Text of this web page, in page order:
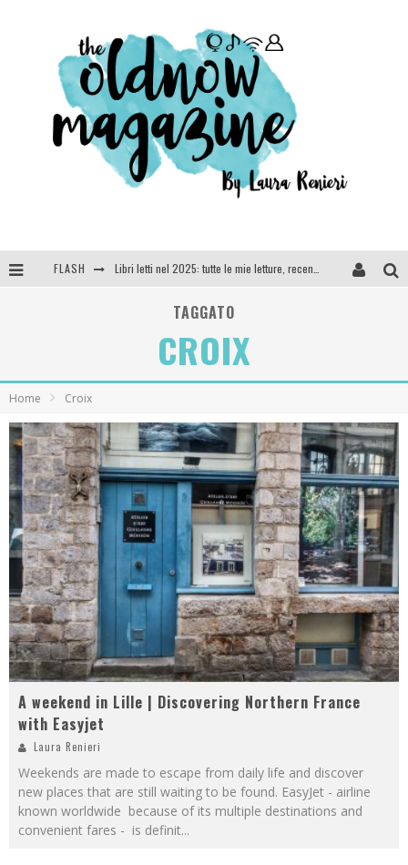
FLASH
SEE YOU AT 5 | Chanel
Anya Taylor-Joy, Jisoo e Willow Smith protagoniste della nuova campagna Dior Addict
TAGGATO
CROIX
Home Croix
A weekend in Lille | Discovering Northern France
with Easyjet
Laura Renieri
Weekends are made to escape from daily life and discover
new places that are still waiting to be found. EasyJet - airline
known worldwide because of its multiple destinations and
convenient fares - is definit...